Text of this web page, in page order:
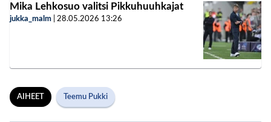
Mika Lehkosuo valitsi Pikkuhuuhkajat
jukka_malm 28.05.2026 13:26
AIHEET Teemu Pukki